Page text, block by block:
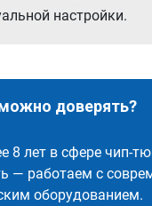
настройки.
доверять?
8 лет в сфере чип-
— работаем с
оборудованием.